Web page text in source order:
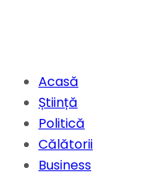
Acasă
Știință
Politică
Călătorii
Business